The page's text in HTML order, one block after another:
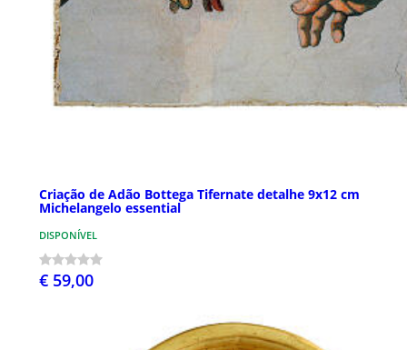
Criação de Adão Bottega Tifernate detalhe 9x12 cm
Michelangelo essential
DISPONÍVEL
€ 59,00